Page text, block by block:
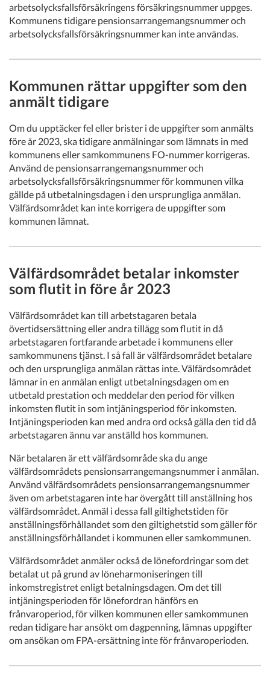
arbetsolycksfallsförsäkringens försäkringsnummer uppges.
Kommunens tidigare pensionsarrangemangsnummer och
arbetsolycksfallsförsäkringsnummer kan inte användas.
Kommunen rättar uppgifter som den
anmält tidigare
Om du upptäcker fel eller brister i de uppgifter som anmälts
före år 2023, ska tidigare anmälningar som lämnats in med
kommunens eller samkommunens FO-nummer korrigeras.
Använd de pensionsarrangemangsnummer och
arbetsolycksfallsförsäkringsnummer för kommunen vilka
gällde på utbetalningsdagen i den ursprungliga anmälan.
Välfärdsområdet kan inte korrigera de uppgifter som
kommunen lämnat.
Välfärdsområdet betalar inkomster
som flutit in före år 2023
Välfärdsområdet kan till arbetstagaren betala
övertidsersättning eller andra tillägg som flutit in då
arbetstagaren fortfarande arbetade i kommunens eller
samkommunens tjänst. I så fall är välfärdsområdet betalare
och den ursprungliga anmälan rättas inte. Välfärdsområdet
lämnar in en anmälan enligt utbetalningsdagen om en
utbetald prestation och meddelar den period för vilken
inkomsten flutit in som intjäningsperiod för inkomsten.
Intjäningsperioden kan med andra ord också gälla den tid då
arbetstagaren ännu var anställd hos kommunen.
När betalaren är ett välfärdsområde ska du ange
välfärdsområdets pensionsarrangemangsnummer i anmälan.
Använd välfärdsområdets pensionsarrangemangsnummer
även om arbetstagaren inte har övergått till anställning hos
välfärdsområdet. Anmäl i dessa fall giltighetstiden för
anställningsförhållandet som den giltighetstid som gäller för
anställningsförhållandet i kommunen eller samkommunen.
Välfärdsområdet anmäler också de lönefordringar som det
betalat ut på grund av löneharmoniseringen till
inkomstregistret enligt betalningsdagen. Om det till
intjäningsperioden för lönefordran hänförs en
frånvaroperiod, för vilken kommunen eller samkommunen
redan tidigare har ansökt om dagpenning, lämnas uppgifter
om ansökan om FPA-ersättning inte för frånvaroperioden.